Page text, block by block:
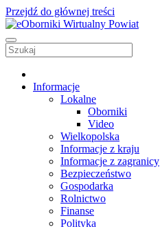
Przejdź do głównej treści
Informacje
Lokalne
Oborniki
Video
Wielkopolska
Informacje z kraju
Informacje z zagranicy
Bezpieczeństwo
Gospodarka
Rolnictwo
Finanse
Polityka